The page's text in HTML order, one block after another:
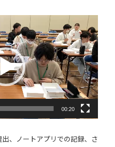
00:20
、ノートアプリでの記録、さ